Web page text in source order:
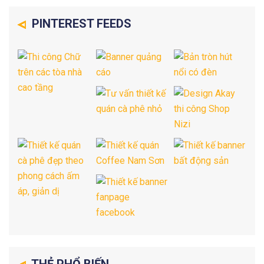
PINTEREST FEEDS